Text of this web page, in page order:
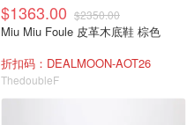
$1363.00 $2350.00
Miu Miu Foule 皮革木底鞋 棕色
折扣码：DEALMOON-AOT26
ThedoubleF